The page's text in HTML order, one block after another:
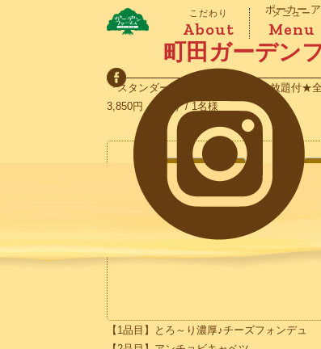
ポーカー
About
こだわり
Menu
メニュー
町田ガーデン
『スタンダードコース』2時間飲み放題付★
3,850円 （税込）/ 1名様
【1品目】とろ～り濃厚♪チーズフォンデュ